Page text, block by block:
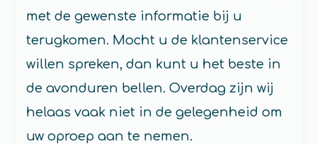
met de gewenste informatie bij u
terugkomen. Mocht u de klantenservice
willen spreken, dan kunt u het beste in
de avonduren bellen. Overdag zijn wij
helaas vaak niet in de gelegenheid om
uw oproep aan te nemen.